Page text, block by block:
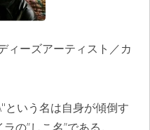
ィーズアーティスト／カ
いう名は自身が傾倒す